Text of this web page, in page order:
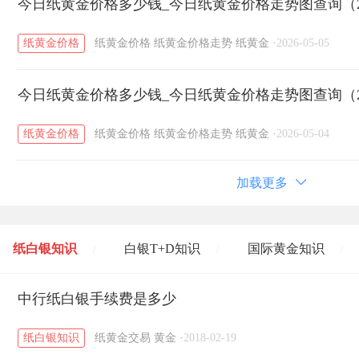
今日纸黄金价格多少钱_今日纸黄金价格走势图查询（
纸黄金价格 纸黄金价格 纸黄金价格走势 纸黄金 · 2026-05-05
今日纸黄金价格多少钱_今日纸黄金价格走势图查询（
纸黄金价格 纸黄金价格 纸黄金价格走势 纸黄金 · 2026-05-04
加载更多
纸白银知识 白银T+D知识 国际黄金知识
黄金T+D知识 / 粤贵银知识
中行纸白银手续费是多少
纸白银知识 纸黄金交易 黄金 · 2018-02-19